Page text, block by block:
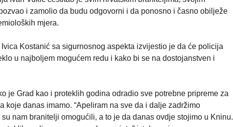
i zamolio da budu odgovorni i da ponosno i časno obilježe
mjera.
Kostanić sa sigurnosnog aspekta izvijestio je da će policija
u najboljem mogućem redu i kako bi se na dostojanstven i
je Grad kao i proteklih godina odradio sve potrebne pripreme za
koje danas imamo. “Apeliram na sve da i dalje zadržimo
nam branitelji omogućili, a to je da danas ovdje stojimo u Kninu.